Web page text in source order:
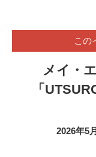
この
メイ・
「
2026年5